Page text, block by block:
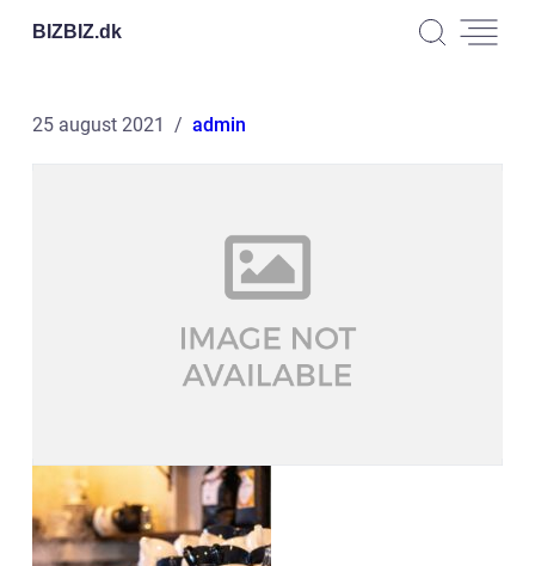
BIZBIZ.dk
25 august 2021 admin